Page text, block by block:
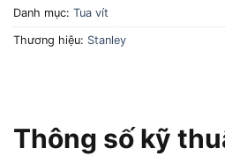
Danh mục: Tua vít
Thương hiệu: Stanley
Thông số kỹ